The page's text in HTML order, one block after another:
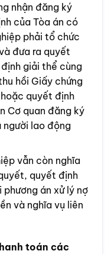
nhận đăng ký
của Tòa án có
phải tổ chức
đưa ra quyết
giải thể cùng
hồi Giấy chứng
quyết định
Cơ quan đăng ký
người lao động
vẫn còn nghĩa
quyết định
án xử lý nợ
và nghĩa vụ liên
toán các